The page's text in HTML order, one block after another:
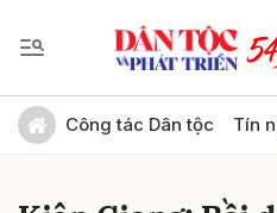
Công tác Dân tộc Tín
Gửi bình luận